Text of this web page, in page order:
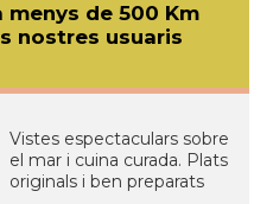
menys de 500 Km
nostres usuaris
Vistes espectaculars sobre
el mar i cuina curada. Plats
originals i ben preparats